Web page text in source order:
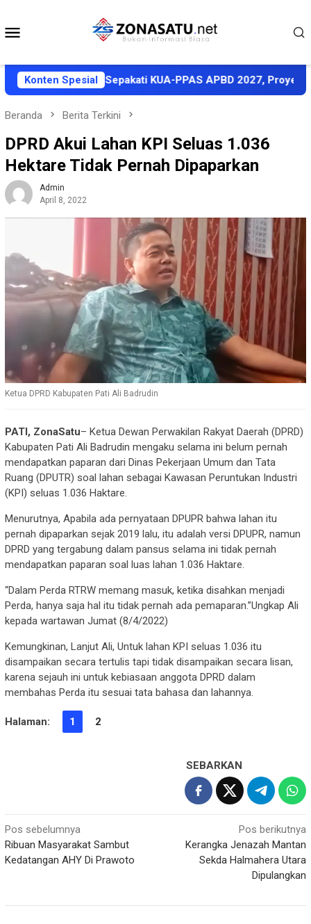
konten
Konten Spesial
Halut Sepakati KUA-PPAS APBD 2027, Proyeksi
Beranda Berita Terkini
DPRD Akui Lahan KPI Seluas 1.036
Hektare Tidak Pernah Dipaparkan
Admin
April 8, 2022
Ketua DPRD Kabupaten Pati Ali Badrudin
PATI, ZonaSatu– Ketua Dewan Perwakilan Rakyat Daerah (DPRD)
Kabupaten Pati Ali Badrudin mengaku selama ini belum pernah
mendapatkan paparan dari Dinas Pekerjaan Umum dan Tata
Ruang (DPUTR) soal lahan sebagai Kawasan Peruntukan Industri
(KPI) seluas 1.036 Haktare.
Menurutnya, Apabila ada pernyataan DPUPR bahwa lahan itu
pernah dipaparkan sejak 2019 lalu, itu adalah versi DPUPR, namun
DPRD yang tergabung dalam pansus selama ini tidak pernah
mendapatkan paparan soal luas lahan 1.036 Haktare.
“Dalam Perda RTRW memang masuk, ketika disahkan menjadi
Perda, hanya saja hal itu tidak pernah ada pemaparan.”Ungkap Ali
kepada wartawan Jumat (8/4/2022)
Kemungkinan, Lanjut Ali, Untuk lahan KPI seluas 1.036 itu
disampaikan secara tertulis tapi tidak disampaikan secara lisan,
karena sejauh ini untuk kebiasaan anggota DPRD dalam
membahas Perda itu sesuai tata bahasa dan lahannya.
Halaman: 1 2
SEBARKAN
Navigasi
pos
Pos sebelumnya
Ribuan Masyarakat Sambut
Kedatangan AHY Di Prawoto
Pos berikutnya
Kerangka Jenazah Mantan
Sekda Halmahera Utara
Dipulangkan